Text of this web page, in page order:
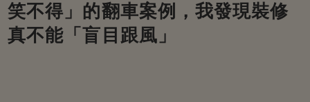
笑不得」的翻車案例，我發現裝修
真不能「盲目跟風」